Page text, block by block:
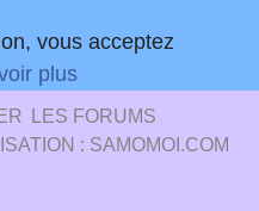
vous acceptez
plus
LES FORUMS
: SAMOMOI.COM